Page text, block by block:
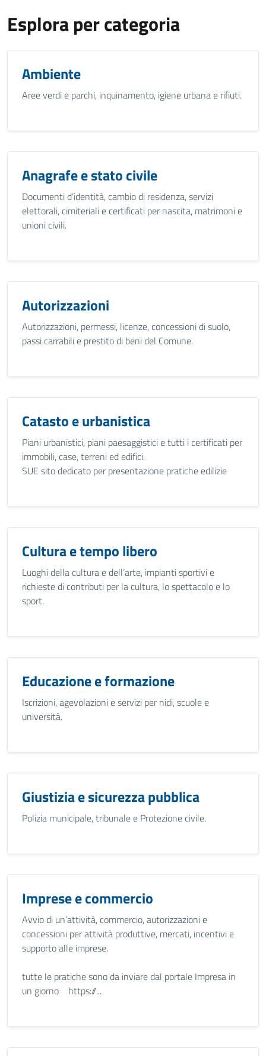
Esplora per categoria
Ambiente
Aree verdi e parchi, inquinamento, igiene urbana e rifiuti.
Anagrafe e stato civile
Documenti d’identità, cambio di residenza, servizi
elettorali, cimiteriali e certificati per nascita, matrimoni e
unioni civili.
Autorizzazioni
Autorizzazioni, permessi, licenze, concessioni di suolo,
passi carrabili e prestito di beni del Comune.
Catasto e urbanistica
Piani urbanistici, piani paesaggistici e tutti i certificati per
immobili, case, terreni ed edifici.
SUE sito dedicato per presentazione pratiche edilizie
Cultura e tempo libero
Luoghi della cultura e dell’arte, impianti sportivi e
richieste di contributi per la cultura, lo spettacolo e lo
sport.
Educazione e formazione
Iscrizioni, agevolazioni e servizi per nidi, scuole e
università.
Giustizia e sicurezza pubblica
Polizia municipale, tribunale e Protezione civile.
Imprese e commercio
Avvio di un’attività, commercio, autorizzazioni e
concessioni per attività produttive, mercati, incentivi e
supporto alle imprese.
tutte le pratiche sono da inviare dal portale Impresa in
un giorno https://...